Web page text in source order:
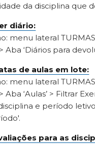
da disciplina que
diário:
menu lateral
Aba ‘Diários para
de aulas em lote:
menu lateral
Aba ‘Aulas’ > Filtrar
e período
para as